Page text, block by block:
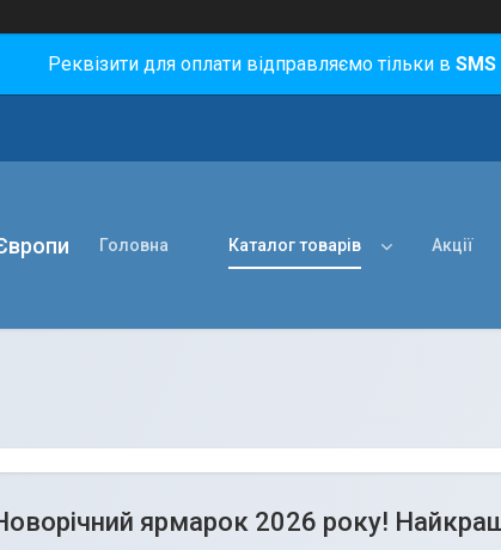
Реквізити для оплати відправляємо тільки в SMS
Головна Каталог товарів Акції
ярмарок 2026 року!